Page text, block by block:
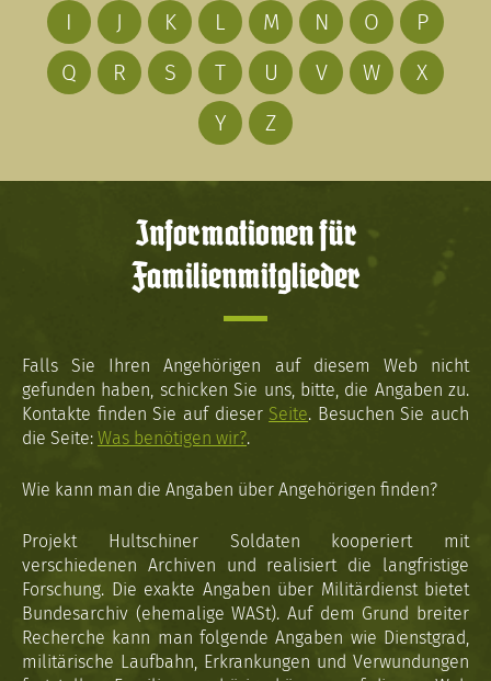
I
J K L M N O
P
Q
R S T U V W
X
Y
Z
Informationen für
Familienmitglieder
Falls Sie Ihren Angehörigen auf diesem Web nicht
gefunden haben, schicken Sie uns, bitte, die Angaben zu.
Kontakte finden Sie auf dieser Seite. Besuchen Sie auch
die Seite: Was benötigen wir?.
Wie kann man die Angaben über Angehörigen finden?
Projekt Hultschiner Soldaten kooperiert mit
verschiedenen Archiven und realisiert die langfristige
Forschung. Die exakte Angaben über Militärdienst bietet
Bundesarchiv (ehemalige WASt). Auf dem Grund breiter
Recherche kann man folgende Angaben wie Dienstgrad,
militärische Laufbahn, Erkrankungen und Verwundungen